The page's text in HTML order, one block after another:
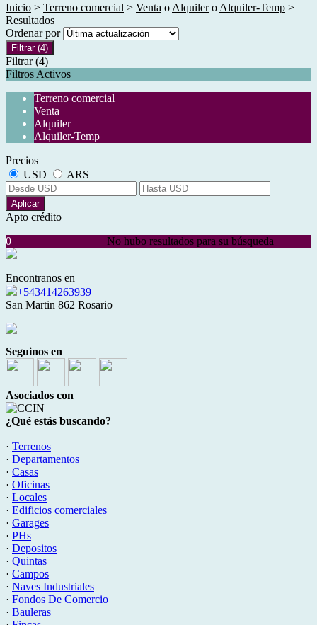
Inicio > Terreno comercial > Venta o Alquilero Alquiler-Temp >
Resultados
Ordenar por
Filtrar (4)
Filtrar (4)
Filtros Activos
Terreno comercial
Venta
Alquiler
Alquiler-Temp
Precios
USD
ARS
Aplicar
Apto crédito
No hubo resultados para su búsqueda
0
Encontranos en
+543414263939
San Martin 862 Rosario
Seguinos en
Asociados con
¿Qué estás buscando?
· Terrenos
· Departamentos
· Casas
· Oficinas
· Locales
· Edificios comerciales
· Garages
· PHs
· Depositos
· Quintas
· Campos
· Naves Industriales
· Fondos De Comercio
· Bauleras